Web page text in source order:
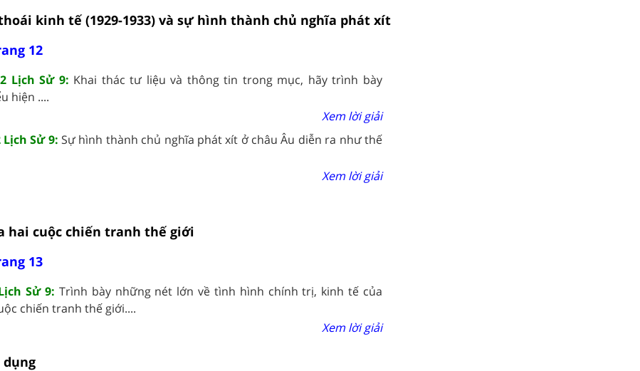
kinh tế (1929-1933) và sự hình thành chủ nghĩa phát xít
12
Lịch Sử 9: Khai thác tư liệu và thông tin trong mục, hãy trình bày
hiện ....
Xem lời giải
Sử 9: Sự hình thành chủ nghĩa phát xít ở châu Âu diễn ra như thế
Xem lời giải
hai cuộc chiến tranh thế giới
13
Sử 9: Trình bày những nét lớn về tình hình chính trị, kinh tế của
chiến tranh thế giới....
Xem lời giải
dụng